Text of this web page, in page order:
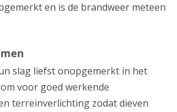
en is de brandweer meteen
slag liefst onopgemerkt in het
voor goed werkende
terreinverlichting zodat dieven